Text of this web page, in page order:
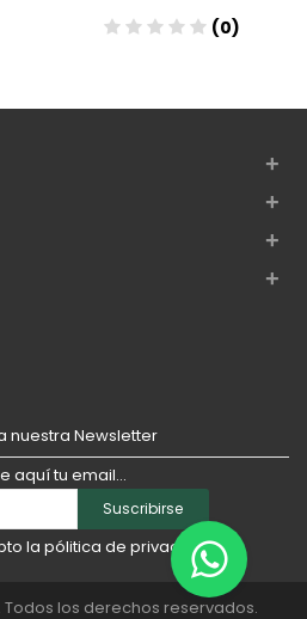
(0)
+
+
+
+
nuestra Newsletter
aquí tu email...
Suscribirse
la pólitica de privacidad
. Todos los derechos reservados.